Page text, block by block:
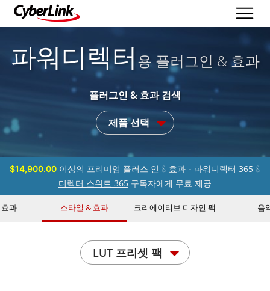
파워디렉터 용 플러그인 & 효과
플러그인 & 효과 검색
제품 선택
$14,900.00 이상의 프리미엄 플러스 인 & 효과 - 파워디렉터 365 &
디렉터 스위트 365 구독자에게 무료 제공
과 스타일 & 효과 크리에이티브 디자인 팩 음
LUT 프리셋 팩